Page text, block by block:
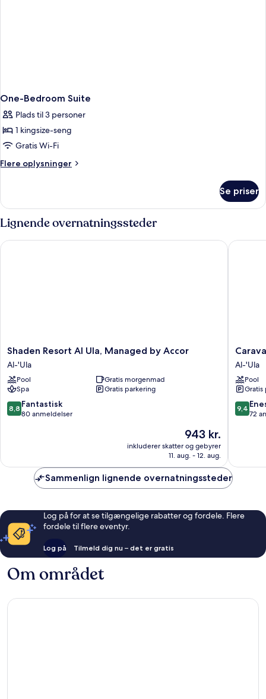
One-Bedroom Suite
Plads til 3 personer
1 kingsize-seng
Gratis Wi-Fi
Flere oplysninger
Flere
Bedroom
Se priser
Lignende overnatningssteder
Shaden
Resort
Al
Ula,
Managed
by
Accor
Shaden Resort Al Ula, Managed by Accor
Al-'Ula
Pool
Gratis morgenmad
Spa
Gratis parkering
8.8
ud
anmeldelser
8,8 Fantastisk
80 anmeldelser
Prisen
er
943 kr.
943 kr.
inkluderer skatter og gebyrer
11. aug. - 12. aug.
Shaden Resort Al Ula, Managed by Accor
Caravan
by
Habitas
Al-
'Ula
Al-'Ula
Pool
Gratis
9.4
ud
9,4
72
Sammenlign lignende overnatningssteder
Log på for at se tilgængelige rabatter og fordele. Flere
fordele til flere eventyr.
Log på Tilmeld dig nu – det er gratis
Om området